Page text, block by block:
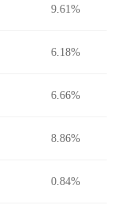
9.61%
6.18%
6.66%
8.86%
0.84%